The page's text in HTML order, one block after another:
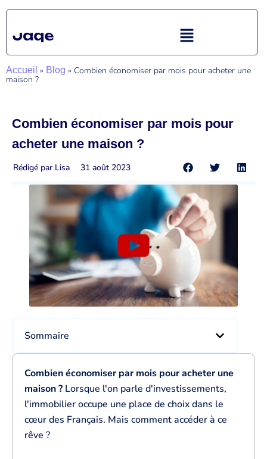
Accueil » Blog » Combien économiser par mois pour acheter une
maison ?
Combien économiser par mois pour
acheter une maison ?
Rédigé par Lisa 31 août 2023
Sommaire
Combien économiser par mois pour acheter une
maison ? Lorsque l'on parle d'investissements,
l'immobilier occupe une place de choix dans le
cœur des Français. Mais comment accéder à ce
rêve ?